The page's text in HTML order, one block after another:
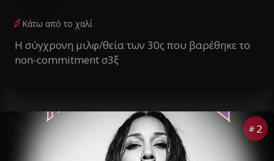
Κάτω από το χαλί
Η σύγχρονη μιλφ/θεία των 30ς που βαρέθηκε το
non-commitment σ3ξ
# 2